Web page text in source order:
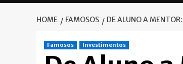
HOME FAMOSOS DE ALUNO A
Famosos Investimentos